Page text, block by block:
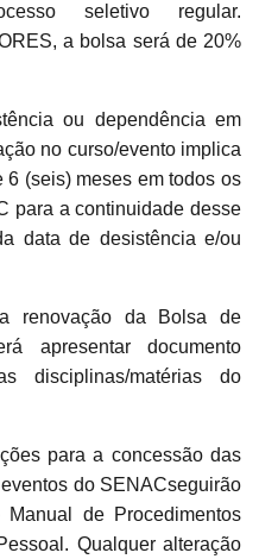
seletivo regular.
a bolsa será de 20%
ou dependência em
no curso/evento implica
(seis) meses em todos os
para a continuidade desse
data de desistência e/ou
renovação da Bolsa de
apresentar documento
disciplinas/matérias do
para a concessão das
do SENACseguirão
de Procedimentos
Qualquer alteração